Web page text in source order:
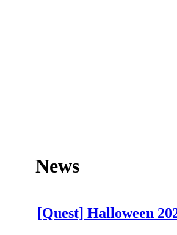
News
[Quest] Halloween